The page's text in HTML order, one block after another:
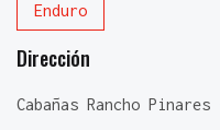
Enduro
Dirección
Cabañas Rancho